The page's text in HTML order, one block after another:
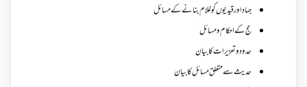
جہاد اور قیدیوں کو غلام بنانے کے مسائل
حج کے احکام ومسائل
حدود و تعزیرات کا بیان
حدیث سے متعلق مسائل کا بیان